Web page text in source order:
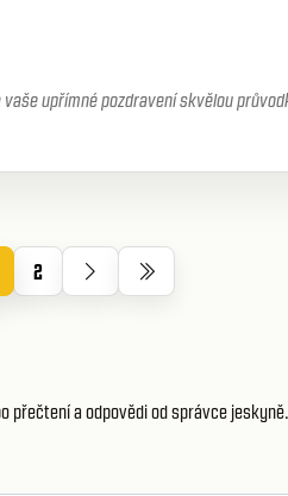
vaše upřímné pozdravení skvělou
2
přečtení a odpovědi od správce